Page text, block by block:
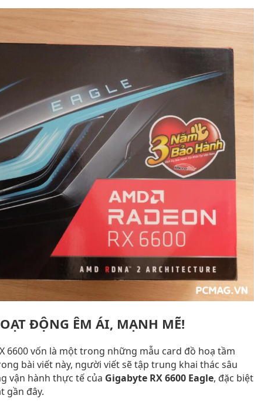
ĐỘNG ÊM ÁI, MẠNH MẼ!
6600 vốn là một trong những mẫu card đồ hoạ tầm
bài viết này, người viết sẽ tập trung khai thác sâu
vận hành thực tế của Gigabyte RX 6600 Eagle, đặc biệt
gần đây.